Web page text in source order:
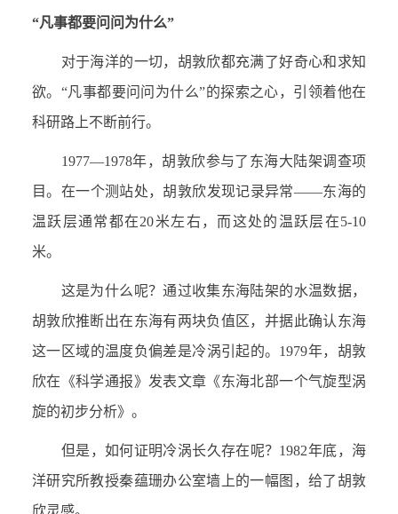
“凡事都要问问为什么”
对于海洋的一切，胡敦欣都充满了好奇心和求知
欲。“凡事都要问问为什么”的探索之心，引领着他在
科研路上不断前行。
1977—1978年，胡敦欣参与了东海大陆架调查项
目。在一个测站处，胡敦欣发现记录异常——东海的
温跃层通常都在20米左右，而这处的温跃层在5-10
米。
这是为什么呢？通过收集东海陆架的水温数据，
胡敦欣推断出在东海有两块负值区，并据此确认东海
这一区域的温度负偏差是冷涡引起的。 1979年，胡敦
欣在《科学通报》发表文章《东海北部一个气旋型涡
旋的初步分析》。
但是，如何证明冷涡长久存在呢？ 1982年底，海
洋研究所教授秦蕴珊办公室墙上的一幅图，给了胡敦
欣灵感。